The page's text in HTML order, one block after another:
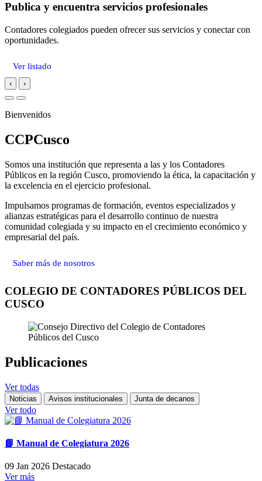
Publica y encuentra servicios profesionales
Contadores colegiados pueden ofrecer sus servicios y conectar con
oportunidades.
Ver listado
‹ ›
Bienvenidos
CCPCusco
Somos una institución que representa a las y los Contadores
Públicos en la región Cusco, promoviendo la ética, la capacitación y
la excelencia en el ejercicio profesional.
Impulsamos programas de formación, eventos especializados y
alianzas estratégicas para el desarrollo continuo de nuestra
comunidad colegiada y su impacto en el crecimiento económico y
empresarial del país.
Saber más de nosotros
COLEGIO DE CONTADORES PÚBLICOS DEL
CUSCO
Publicaciones
Ver todas
Noticias Avisos institucionales Junta de decanos
Ver todo
📘 Manual de Colegiatura 2026
09 Jan 2026 Destacado
Ver más